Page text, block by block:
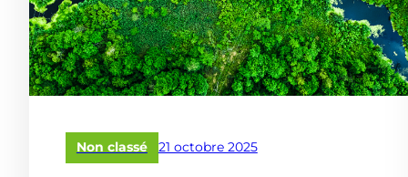
Non classé
Publié
le
21 octobre 2025